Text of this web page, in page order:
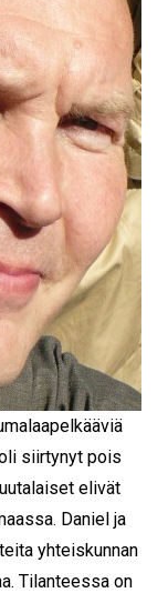
siirtynyt pois
elivät
Daniel ja
yhteiskunnan
Tilanteessa on